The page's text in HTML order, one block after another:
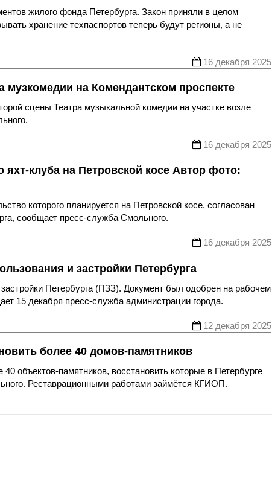
жилого фонда Петербурга. Закон приняли в целом
хранение техпаспортов теперь будут регионы, а не
16 декабря 2025
на Комендантском проспекте
сцены Театра музыкальной комедии на участке возле
16 декабря 2025
клуба на Петровской косе Автор фото:
которого планируется на Петровской косе, согласован
сообщает пресс-служба Смольного.
16 декабря 2025
и застройки Петербурга
Петербурга (ПЗЗ). Документ был одобрен на рабочем
15 декабря пресс-служба администрации города.
12 декабря 2025
более 40 домов-памятников
объектов-памятников, восстановить которые в Петербурге
Реставрационными работами займётся КГИОП.